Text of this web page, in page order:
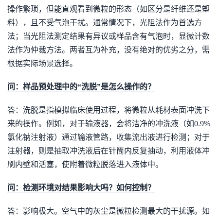
操作繁琐，但能直观看到微粒的形态（如区分是纤维还是塑
料），且不受气泡干扰。通常情况下，光阻法作为首选方
法；当光阻法测定结果有异议或样品含有气泡时，显微计数
法作为仲裁方法。两者互为补充，没有绝对的优劣之分，需
根据实际场景选择。
问：样品预处理中的“洗脱”是怎么操作的？
答：洗脱是指模拟临床使用过程，将微粒从耗材表面冲洗下
来的操作。例如，对于输液器，会将洁净的冲洗液（如0.9%
氯化钠注射液）通过输液管路，收集流出液进行检测；对于
注射器，则是抽取冲洗液后在针筒内反复抽动，利用液体冲
刷内壁和活塞，使附着微粒脱落进入液体中。
问：检测环境对结果影响大吗？如何控制？
答：影响极大。空气中的灰尘是微粒检测最大的干扰源。如